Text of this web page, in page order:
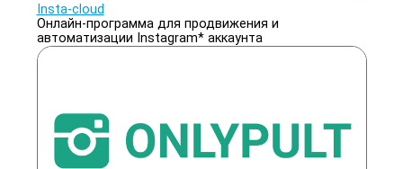
Insta-cloud
Онлайн-программа для продвижения и
автоматизации Instagram* аккаунта